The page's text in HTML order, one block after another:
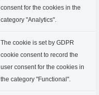
consent for the cookies in the
category "Analytics".
The cookie is set by GDPR
cookie consent to record the
user consent for the cookies in
the category "Functional".